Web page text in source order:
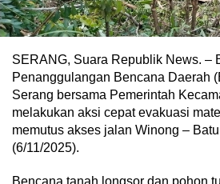
SERANG, Suara Republik News. –
Penanggulangan Bencana Daerah
Serang bersama Pemerintah
melakukan aksi cepat evakuasi
memutus akses jalan Winong –
(6/11/2025).